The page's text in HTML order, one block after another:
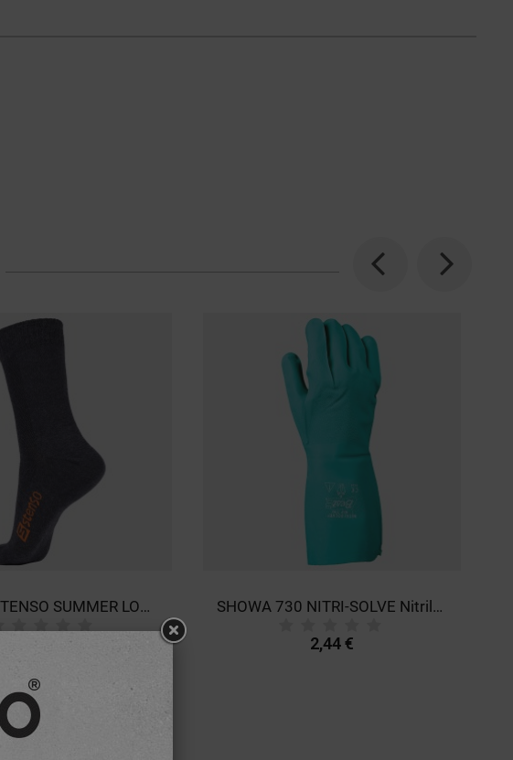
Previous
Κάλτσες STENSO SUMMER LONG SHOWA 730 NITRI-SOLVE Nitrile gloves
2,44 €
Next